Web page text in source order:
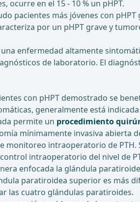
ocurre en el 15 - 10 % un pHPT.
pacientes más jóvenes con
por un pHPT grave y
enfermedad altamente
de laboratorio. El
con pHPT demostrado se
generalmente está
permite un procedimiento
mínimamente invasiva abierta
intraoperatorio de
intraoperatorio del nivel de
enfocada la glándula
paratiroidea superior es más
las cuatro glándulas paratiroides.